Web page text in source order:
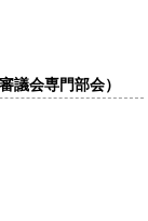
議会専門部会）